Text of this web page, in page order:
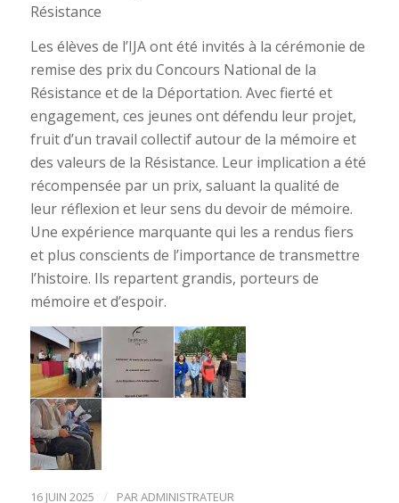
Résistance
Les élèves de l’IJA ont été invités à la cérémonie de
remise des prix du Concours National de la
Résistance et de la Déportation. Avec fierté et
engagement, ces jeunes ont défendu leur projet,
fruit d’un travail collectif autour de la mémoire et
des valeurs de la Résistance. Leur implication a été
récompensée par un prix, saluant la qualité de
leur réflexion et leur sens du devoir de mémoire.
Une expérience marquante qui les a rendus fiers
et plus conscients de l’importance de transmettre
l’histoire. Ils repartent grandis, porteurs de
mémoire et d’espoir.
16 JUIN 2025 / PARADMINISTRATEUR